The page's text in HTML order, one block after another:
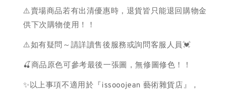
⚠️賣場商品若有出清優惠時，退貨皆只能退回購物金
供下次購物使用！！
⚠️如有疑問～請詳讀售後服務或詢問客服人員💓
🍒商品原色可參考最後一張圖，無修圖修色！！
✨以上事項不適用於『issooojean 藝術雜貨店』，